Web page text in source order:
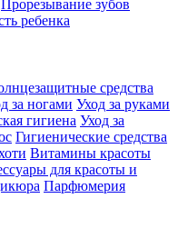
Прорезывание зубов
ребенка
средства
за ногами Уход за руками
гигиена Уход за
Гигиенические средства
Витамины красоты
для красоты и
Парфюмерия